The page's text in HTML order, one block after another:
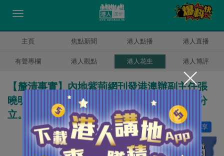
主頁 焦點新聞 港人點播 港人直播
有聲專欄 港人觀點 港人花生 港人博評
【釐清事實】內地紫荊網刊發港澳辦副主任張
曉明，在五年前的發言，指香港不實行三權分
立。
分享
讚好 18